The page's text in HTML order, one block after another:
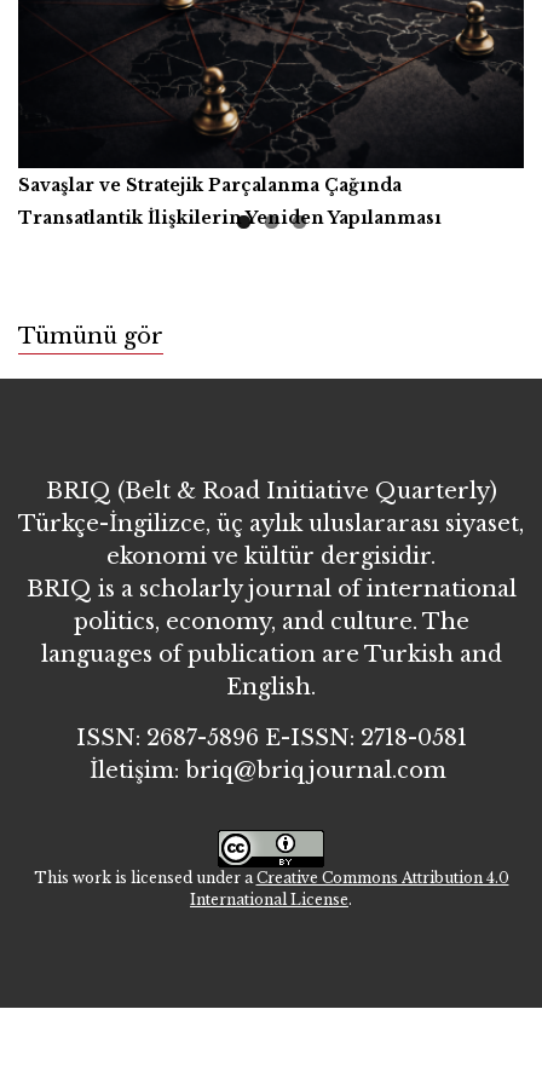
Savaşlar ve Stratejik Parçalanma Çağında
Transatlantik İlişkilerin Yeniden Yapılanması
Yapay Zekâ, Üretici Güçler ve İnsanlığın Ortak Refahı
Kitap İncelemesi
Tümünü gör
BRIQ (Belt & Road Initiative Quarterly)
Türkçe-İngilizce, üç aylık uluslararası siyaset,
ekonomi ve kültür dergisidir.
BRIQ is a scholarly journal of international
politics, economy, and culture. The
languages of publication are Turkish and
English.
ISSN: 2687-5896 E-ISSN: 2718-0581
İletişim: briq@briqjournal.com
This work is licensed under aCreative Commons Attribution 4.0
International License.